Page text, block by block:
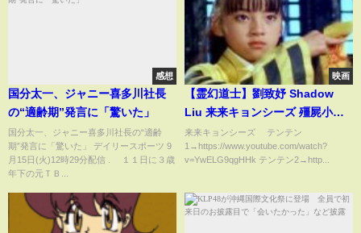
感想
国分太一、ジャニー喜多川社長
の“適齢期”発言に「驚いた」
国分太一、ジャニー喜多川社長の“適齢
期”発言に「驚いた」 デイリースポーツ 9
月15日(火)12時29分配信 . １１日に３歳
年下の元ＴＢ...
映画
【霊幻道士】劉致妤 Shadow
Liu 来来キョンシーズ 殭屍小子
【幽幻道士】
来来キョンシーズ テンテン
1→https://www.youtube.com/watch?
v=YwELG9qgHHk テンテン2→http...